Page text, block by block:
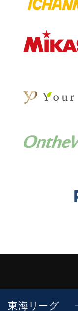
東海リーグ